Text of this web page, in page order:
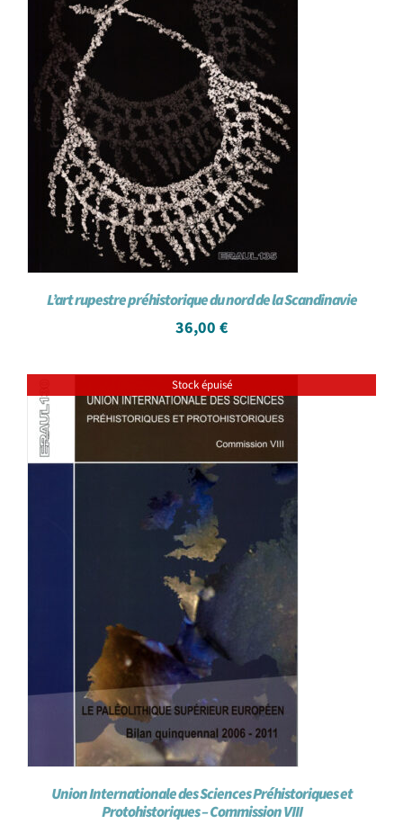
L’art rupestre préhistorique du nord de la Scandinavie
36,00 €
Stock épuisé
Union Internationale des Sciences Préhistoriques et
Protohistoriques – Commission VIII